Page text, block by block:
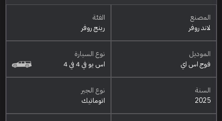
المصنع
لاند روفر
الفئة
رينج روفر
الموديل
فوج اس اي
نوع السيارة
اس يو في 4 في 4
السنة
2025
نوع الجير
اتوماتيك